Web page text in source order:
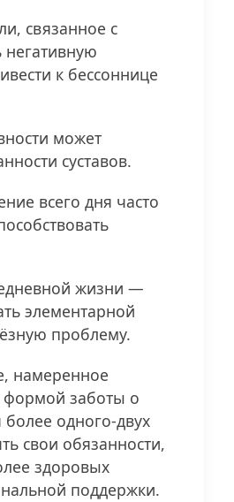
связанное с
негативную
к бессоннице
может
суставов.
всего дня часто
жизни —
элементарной
проблему.
намеренное
формой заботы о
более одного-двух
свои обязанности,
здоровых
поддержки.